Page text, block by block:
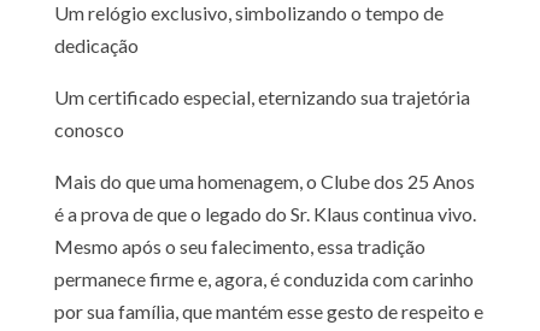
Um relógio exclusivo, simbolizando o tempo de
dedicação
Um certificado especial, eternizando sua trajetória
conosco
Mais do que uma homenagem, o Clube dos 25 Anos
é a prova de que o legado do Sr. Klaus continua vivo.
Mesmo após o seu falecimento, essa tradição
permanece firme e, agora, é conduzida com carinho
por sua família, que mantém esse gesto de respeito e